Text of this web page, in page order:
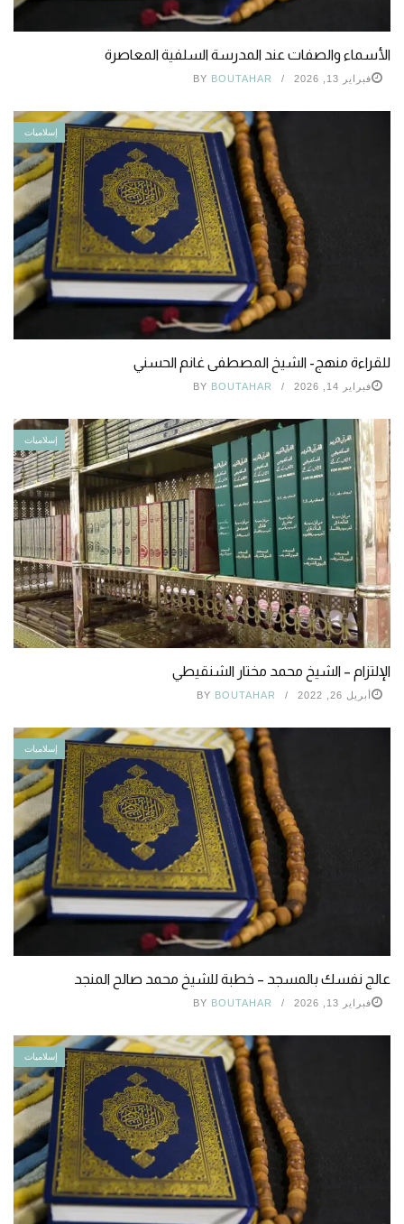
الأسماء والصفات عند المدرسة السلفية المعاصرة
فبراير 13, 2026 BY BOUTAHAR
إسلاميات
للقراءة منهج- الشيخ المصطفى غانم الحسني
فبراير 14, 2026 BY BOUTAHAR
إسلاميات
الإلتزام – الشيخ محمد مختار الشنقيطي
أبريل 26, 2022 BY BOUTAHAR
إسلاميات
عالج نفسك بالمسجد – خطبة للشيخ محمد صالح المنجد
فبراير 13, 2026 BY BOUTAHAR
إسلاميات